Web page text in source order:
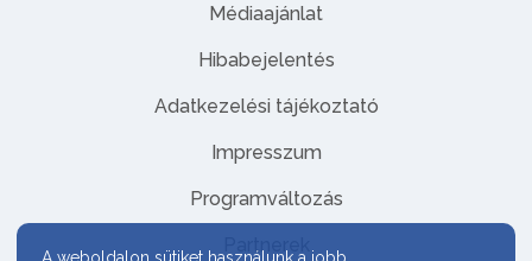
Médiaajánlat
Hibabejelentés
Adatkezelési tájékoztató
Impresszum
Programváltozás
Partnerek